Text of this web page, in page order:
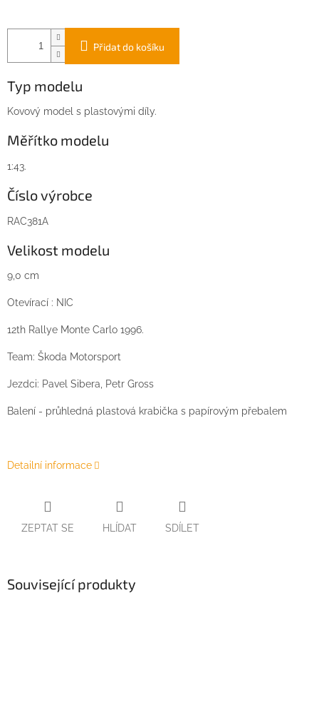
Přidat do košíku
Typ modelu
Kovový model s plastovými díly.
Měřítko modelu
1:43.
Číslo výrobce
RAC381A
Velikost modelu
9,0 cm
Otevírací : NIC
12th Rallye Monte Carlo 1996.
Team: Škoda Motorsport
Jezdci: Pavel Sibera, Petr Gross
Balení - průhledná plastová krabička s papírovým přebalem
Detailní informace
ZEPTAT SE HLÍDAT SDÍLET
Související produkty